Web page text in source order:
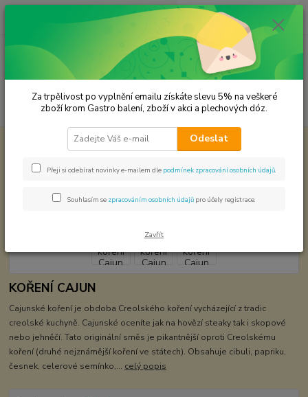
Menu
Hledat
ks
za 0,00 Kč
Světová kuchyně - koření Cajunské koření Cajun SamRub
Cajunské koření Cajun SamRub
KOŘENÍ CAJUN
Cajunské koření je obdoba Creolského koření vycházející z tradic
creolské kuchyně. Cajunské oceníte jak na hovězí steaky tak i skopové
nebo jehněčí. Tato originální směs je pikantnější oproti Creolskému
koření (druhé nejznámější koření ve státech). Obsahuje cibuli, papriku,
česnek, celerové semínko,... celý popis
Za trpělivost po vyplnění emailu získáte slevu 5% na veškeré
zboží krom Gastro balení, zboží v akci a plechových dóz.
Odeslat
Přeji si odebírat novinky e-mailem dle podmínek zpracování osobních údajů
Souhlasím se zpracováním osobních údajů pro účely registrace.
Zavřít